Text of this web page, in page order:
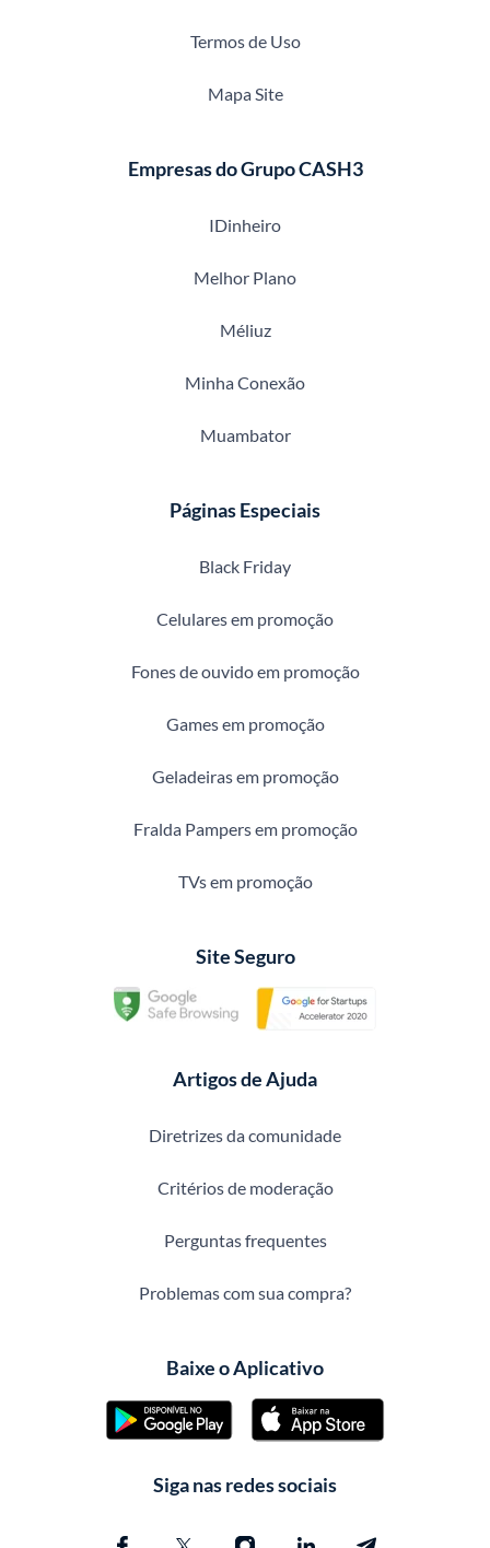
Termos de Uso
Mapa Site
Empresas do Grupo CASH3
IDinheiro
Melhor Plano
Méliuz
Minha Conexão
Muambator
Páginas Especiais
Black Friday
Celulares em promoção
Fones de ouvido em promoção
Games em promoção
Geladeiras em promoção
Fralda Pampers em promoção
TVs em promoção
Site Seguro
Artigos de Ajuda
Diretrizes da comunidade
Critérios de moderação
Perguntas frequentes
Problemas com sua compra?
Baixe o Aplicativo
Siga nas redes sociais